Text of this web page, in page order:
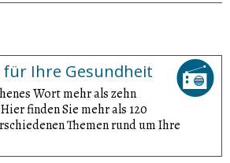
für Ihre Gesundheit
Wort mehr als zehn
finden Sie mehr als 120
Themen rund um Ihre